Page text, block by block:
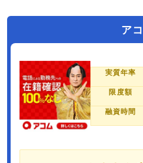
ア
実質年率
限度額
融資時間